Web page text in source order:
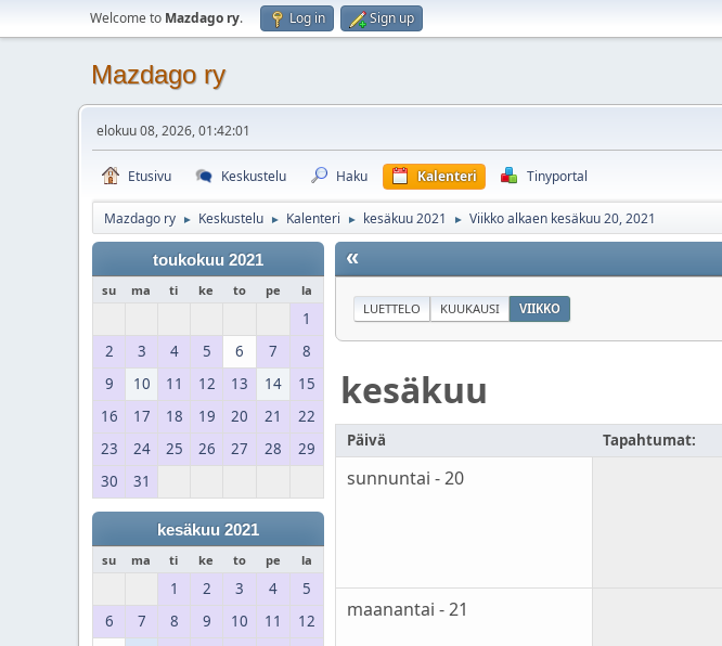
Welcome to Mazdago ry. Log in Sign up
Mazdago ry
elokuu 08, 2026, 01:42:01
Etusivu Keskustelu Haku Kalenteri Tinyportal
Mazdago ry ► Keskustelu ► Kalenteri ► kesäkuu 2021 ► Viikko alkaen kesäkuu 20, 2021
toukokuu 2021
su ma ti ke to pe la
1
2
3 4 5 6 7
8
9
10 11 12 13 14
15
16
17 18 19 20 21
22
23
24 25 26 27 28
29
30
31
kesäkuu 2021
su ma ti ke to pe la
1 2 3 4
5
6
7 8 9 10 11
12
«
LUETTELO KUUKAUSI VIIKKO
kesäkuu
Päivä Tapahtumat:
sunnuntai - 20
maanantai - 21